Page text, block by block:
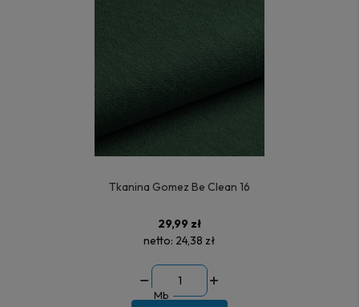
Tkanina Gomez Be Clean 16
29,99 zł
netto: 24,38 zł
Mb